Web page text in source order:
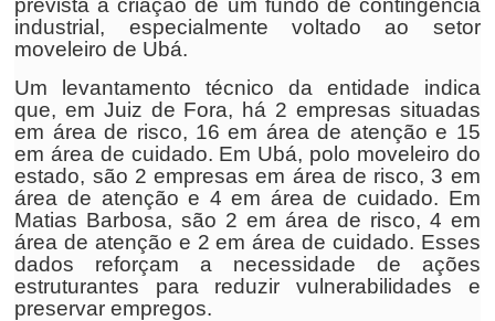
prevista a criação de um fundo de contingência
industrial, especialmente voltado ao setor
moveleiro de Ubá.
Um levantamento técnico da entidade indica
que, em Juiz de Fora, há 2 empresas situadas
em área de risco, 16 em área de atenção e 15
em área de cuidado. Em Ubá, polo moveleiro do
estado, são 2 empresas em área de risco, 3 em
área de atenção e 4 em área de cuidado. Em
Matias Barbosa, são 2 em área de risco, 4 em
área de atenção e 2 em área de cuidado. Esses
dados reforçam a necessidade de ações
estruturantes para reduzir vulnerabilidades e
preservar empregos.